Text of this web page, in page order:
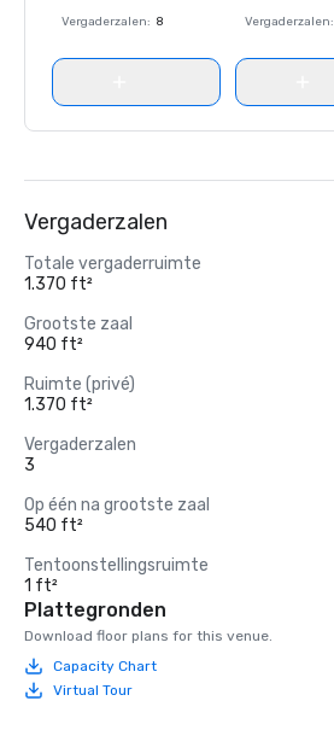
Vergaderzalen: 8
Vergaderzalen:
Vergaderzalen
Totale vergaderruimte
1.370 ft²
Grootste zaal
940 ft²
Ruimte (privé)
1.370 ft²
Vergaderzalen
3
Op één na grootste zaal
540 ft²
Tentoonstellingsruimte
1 ft²
Plattegronden
Download floor plans for this venue.
Capacity Chart
Virtual Tour